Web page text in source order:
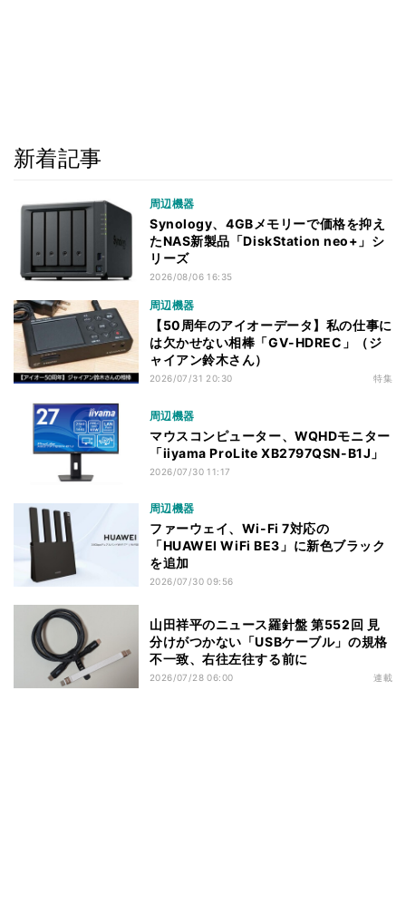
新着記事
周辺機器
Synology、4GBメモリーで価格を抑え
たNAS新製品「DiskStation neo+」シ
リーズ
2026/08/06 16:35
周辺機器
【50周年のアイオーデータ】私の仕事に
は欠かせない相棒「GV-HDREC」（ジ
ャイアン鈴木さん）
2026/07/31 20:30 特集
周辺機器
マウスコンピューター、WQHDモニター
「iiyama ProLite XB2797QSN-B1J」
2026/07/30 11:17
周辺機器
ファーウェイ、Wi-Fi 7対応の
「HUAWEI WiFi BE3」に新色ブラック
を追加
2026/07/30 09:56
山田祥平のニュース羅針盤 第552回 見
分けがつかない「USBケーブル」の規格
不一致、右往左往する前に
2026/07/28 06:00 連載